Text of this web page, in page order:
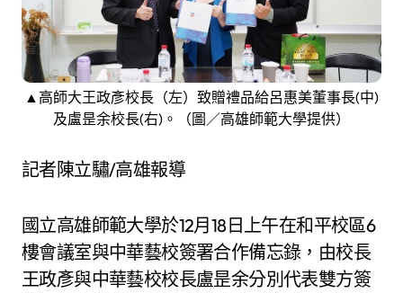
▲高師大王政彥校長（左）致贈禮品給呂惠美董事長(中)
及盧昰余校長(右)。（圖／高雄師範大學提供）
記者陳立驌/高雄報導
國立高雄師範大學於12月18日上午在和平校區6
樓會議室與中華藝校簽署合作備忘錄，由校長
王政彥與中華藝校校長盧昰余分別代表雙方簽